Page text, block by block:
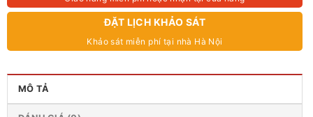
ĐẶT LỊCH KHẢO SÁT
Khảo sát miễn phí tại nhà Hà Nội
MÔ TẢ